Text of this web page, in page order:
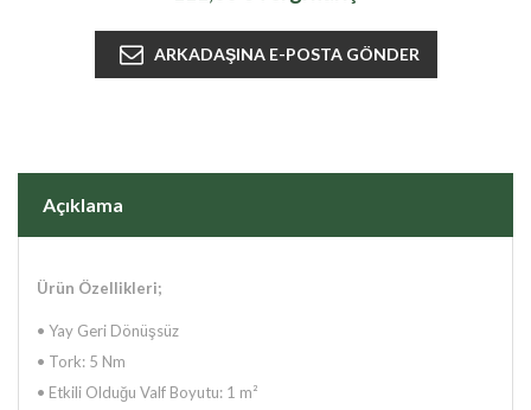
Açıklama
Ürün Özellikleri;
• Yay Geri Dönüşsüz
• Tork: 5 Nm
• Etkili Olduğu Valf Boyutu: 1 m²